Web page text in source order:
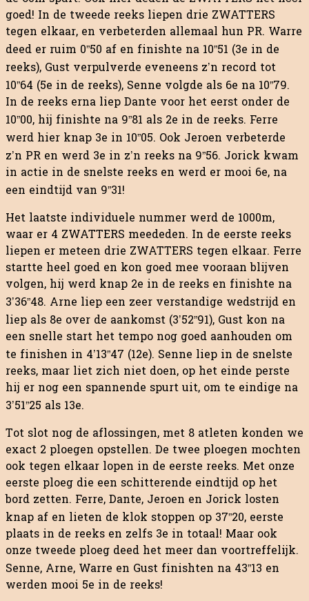
goed! In de tweede reeks liepen drie ZWATTERS
tegen elkaar, en verbeterden allemaal hun PR. Warre
deed er ruim 0”50 af en finishte na 10”51 (3e in de
reeks), Gust verpulverde eveneens z’n record tot
10”64 (5e in de reeks), Senne volgde als 6e na 10”79.
In de reeks erna liep Dante voor het eerst onder de
10”00, hij finishte na 9”81 als 2e in de reeks. Ferre
werd hier knap 3e in 10”05. Ook Jeroen verbeterde
z’n PR en werd 3e in z’n reeks na 9”56. Jorick kwam
in actie in de snelste reeks en werd er mooi 6e, na
een eindtijd van 9”31!
Het laatste individuele nummer werd de 1000m,
waar er 4 ZWATTERS meededen. In de eerste reeks
liepen er meteen drie ZWATTERS tegen elkaar. Ferre
startte heel goed en kon goed mee vooraan blijven
volgen, hij werd knap 2e in de reeks en finishte na
3’36”48. Arne liep een zeer verstandige wedstrijd en
liep als 8e over de aankomst (3’52”91), Gust kon na
een snelle start het tempo nog goed aanhouden om
te finishen in 4’13”47 (12e). Senne liep in de snelste
reeks, maar liet zich niet doen, op het einde perste
hij er nog een spannende spurt uit, om te eindige na
3’51”25 als 13e.
Tot slot nog de aflossingen, met 8 atleten konden we
exact 2 ploegen opstellen. De twee ploegen mochten
ook tegen elkaar lopen in de eerste reeks. Met onze
eerste ploeg die een schitterende eindtijd op het
bord zetten. Ferre, Dante, Jeroen en Jorick losten
knap af en lieten de klok stoppen op 37”20, eerste
plaats in de reeks en zelfs 3e in totaal! Maar ook
onze tweede ploeg deed het meer dan voortreffelijk.
Senne, Arne, Warre en Gust finishten na 43”13 en
werden mooi 5e in de reeks!